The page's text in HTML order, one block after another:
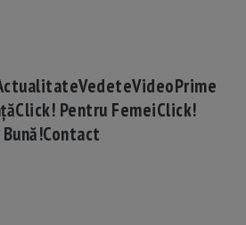
VedeteVideoPrime
Click! Pentru FemeiClick!
Contact